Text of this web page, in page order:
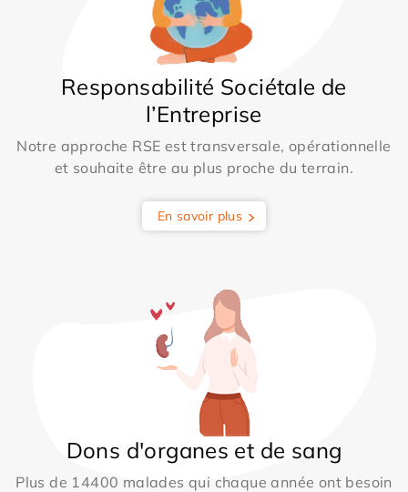
Responsabilité Sociétale de
l’Entreprise
Notre approche RSE est transversale, opérationnelle
et souhaite être au plus proche du terrain.
En savoir plus
Dons d'organes et de sang
Plus de 14400 malades qui chaque année ont besoin